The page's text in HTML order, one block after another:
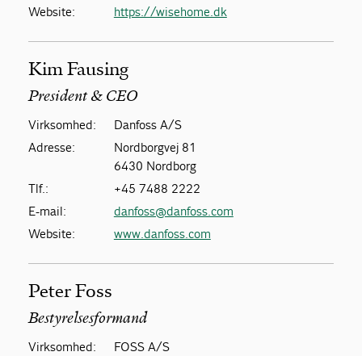
Website: https://wisehome.dk
Kim Fausing
President & CEO
Virksomhed:
Danfoss A/S
Adresse:
Nordborgvej 81
6430 Nordborg
Tlf.:
+45 7488 2222
E-mail:
danfoss@danfoss.com
Website:
www.danfoss.com
Peter Foss
Bestyrelsesformand
Virksomhed:
FOSS A/S